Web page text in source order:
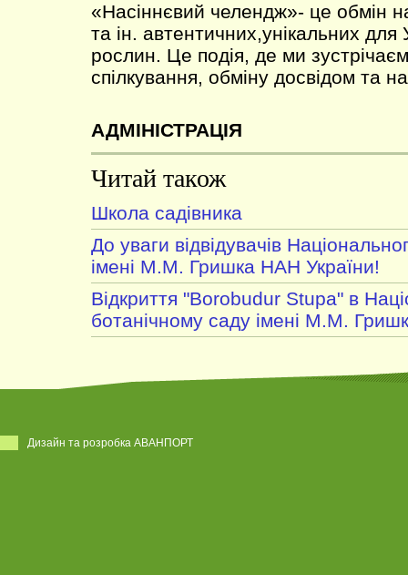
«Насіннєвий челендж»- це обмін
та ін. автентичних,унікальних для
рослин. Це подія, де ми
спілкування, обміну досвідом та
АДМІНІСТРАЦІЯ
Читай також
Школа садівника
До уваги відвідувачів
імені М.М. Гришка НАН України!
Відкриття "Borobudur Stupa" в
ботанічному саду імені М.М.
Дизайн та розробка АВАНПОРТ